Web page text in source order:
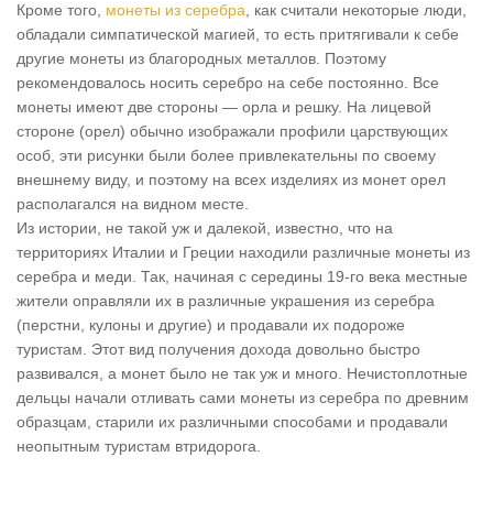
Кроме того, монеты из серебра , как считали некоторые люди,
обладали симпатической магией, то есть притягивали к себе
другие монеты из благородных металлов. Поэтому
рекомендовалось носить серебро на себе постоянно. Все
монеты имеют две стороны — орла и решку. На лицевой
стороне (орел) обычно изображали профили царствующих
особ, эти рисунки были более привлекательны по своему
внешнему виду, и поэтому на всех изделиях из монет орел
располагался на видном месте.
Из истории, не такой уж и далекой, известно, что на
территориях Италии и Греции находили различные монеты из
серебра и меди. Так, начиная с середины 19-го века местные
жители оправляли их в различные украшения из серебра
(перстни, кулоны и другие) и продавали их подороже
туристам. Этот вид получения дохода довольно быстро
развивался, а монет было не так уж и много. Нечистоплотные
дельцы начали отливать сами монеты из серебра по древним
образцам, старили их различными способами и продавали
неопытным туристам втридорога.